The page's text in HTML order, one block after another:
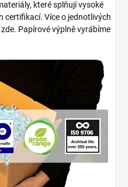
které splňují vysoké
certifikací. Více o jednotlivých
Papírové výplně vyrábíme